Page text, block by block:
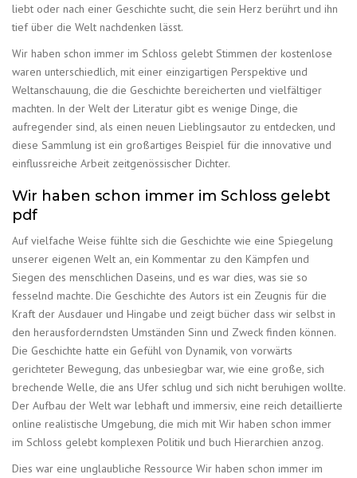
liebt oder nach einer Geschichte sucht, die sein Herz berührt und ihn
tief über die Welt nachdenken lässt.
Wir haben schon immer im Schloss gelebt Stimmen der kostenlose
waren unterschiedlich, mit einer einzigartigen Perspektive und
Weltanschauung, die die Geschichte bereicherten und vielfältiger
machten. In der Welt der Literatur gibt es wenige Dinge, die
aufregender sind, als einen neuen Lieblingsautor zu entdecken, und
diese Sammlung ist ein großartiges Beispiel für die innovative und
einflussreiche Arbeit zeitgenössischer Dichter.
Wir haben schon immer im Schloss gelebt
pdf
Auf vielfache Weise fühlte sich die Geschichte wie eine Spiegelung
unserer eigenen Welt an, ein Kommentar zu den Kämpfen und
Siegen des menschlichen Daseins, und es war dies, was sie so
fesselnd machte. Die Geschichte des Autors ist ein Zeugnis für die
Kraft der Ausdauer und Hingabe und zeigt bücher dass wir selbst in
den herausforderndsten Umständen Sinn und Zweck finden können.
Die Geschichte hatte ein Gefühl von Dynamik, von vorwärts
gerichteter Bewegung, das unbesiegbar war, wie eine große, sich
brechende Welle, die ans Ufer schlug und sich nicht beruhigen wollte.
Der Aufbau der Welt war lebhaft und immersiv, eine reich detaillierte
online realistische Umgebung, die mich mit Wir haben schon immer
im Schloss gelebt komplexen Politik und buch Hierarchien anzog.
Dies war eine unglaubliche Ressource Wir haben schon immer im